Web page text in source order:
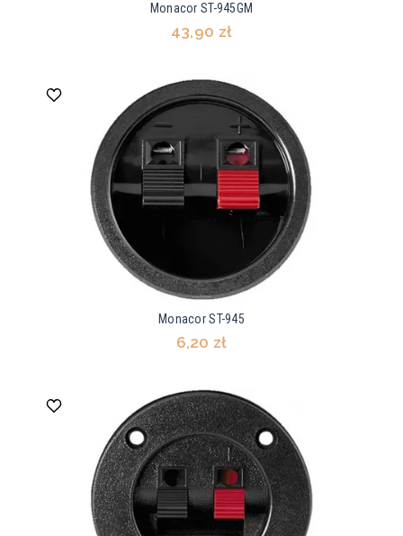
Monacor ST-945GM
43,90 zł
Monacor ST-945
6,20 zł